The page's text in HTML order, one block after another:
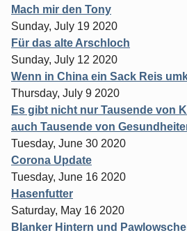
Mach mir den Tony
Sunday, July 19 2020
Für das alte Arschloch
Sunday, July 12 2020
Wenn in China ein Sack Reis
Thursday, July 9 2020
Es gibt nicht nur Tausende von
auch Tausende von
Tuesday, June 30 2020
Corona Update
Tuesday, June 16 2020
Hasenfutter
Saturday, May 16 2020
Blanker Hintern und